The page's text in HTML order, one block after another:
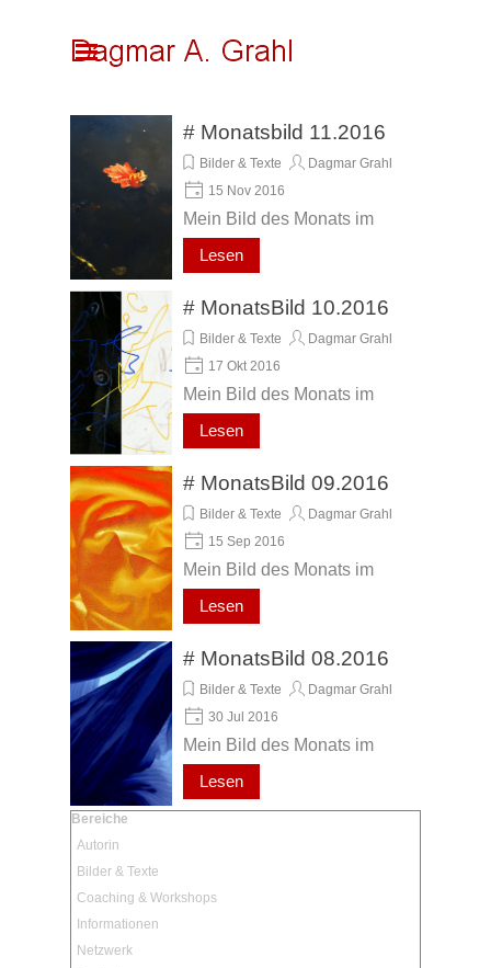
Menü überspringen
# Monatsbild 11.2016
Bilder & Texte
Dagmar Grahl
15 Nov 2016
Mein Bild des Monats im
November 2016, mit besten
Grüßen von Dagmar A.
Grahl !
Lesen
# MonatsBild 10.2016
Bilder & Texte
Dagmar Grahl
17 Okt 2016
Mein Bild des Monats im
Oktober 2016, mit
herzlichen Grüßen von
Dagmar A. Grahl !
Lesen
# MonatsBild 09.2016
Bilder & Texte
Dagmar Grahl
15 Sep 2016
Mein Bild des Monats im
September 2016, mit
herzlichen Grüßen von
Dagmar A. Grahl !
Lesen
# MonatsBild 08.2016
Bilder & Texte
Dagmar Grahl
30 Jul 2016
Mein Bild des Monats im
August 2016, mit herzlichen
Grüßen von Dagmar A.
Lesen
Block überspringen Bereiche
Bereiche
Autorin
Bilder & Texte
Coaching & Workshops
Informationen
Netzwerk